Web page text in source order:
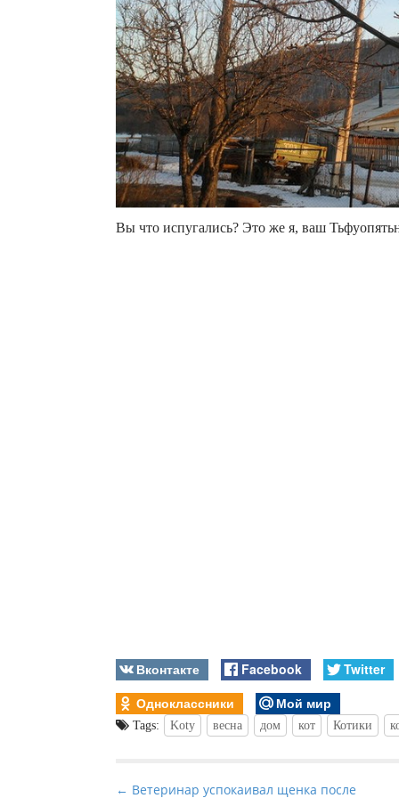
Вы что испугались? Это же я, ваш
Вконтакте Facebook
Twitter
Одноклассники
Мой мир
Tags: Koty весна дом кот Котики
P
← Ветеринар успокаивал щенка после